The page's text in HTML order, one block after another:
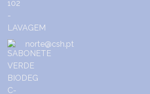
norte@csh.pt